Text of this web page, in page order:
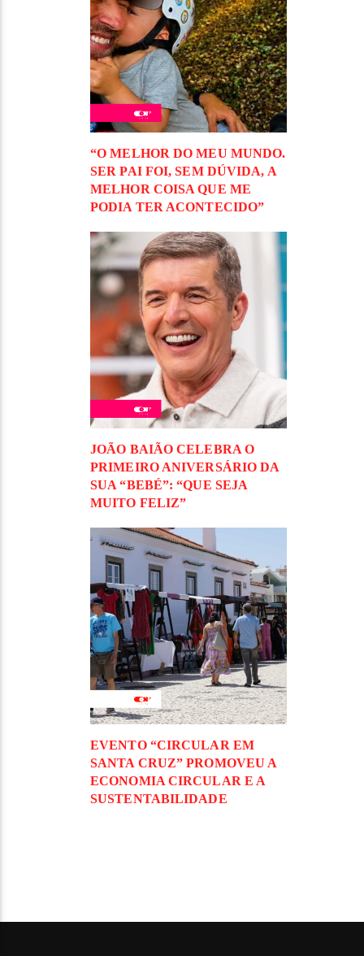
“O MELHOR DO MEU MUNDO.
SER PAI FOI, SEM DÚVIDA, A
MELHOR COISA QUE ME
PODIA TER ACONTECIDO”
JOÃO BAIÃO CELEBRA O
PRIMEIRO ANIVERSÁRIO DA
SUA “BEBÉ”: “QUE SEJA
MUITO FELIZ”
EVENTO “CIRCULAR EM
SANTA CRUZ” PROMOVEU A
ECONOMIA CIRCULAR E A
SUSTENTABILIDADE